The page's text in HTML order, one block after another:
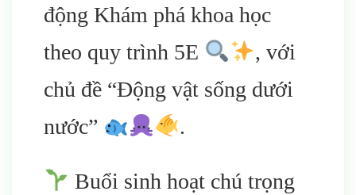
động Khám phá khoa học
theo quy trình 5E
, với
chủ đề “Động vật sống dưới
nước”
.
Buổi sinh hoạt chú trọng